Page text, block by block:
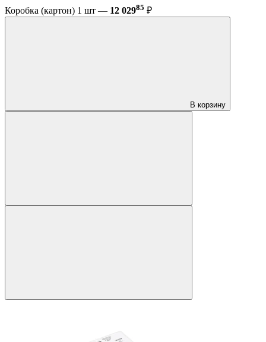
Коробка (картон) 1 шт — 12 02985 ₽
В корзину